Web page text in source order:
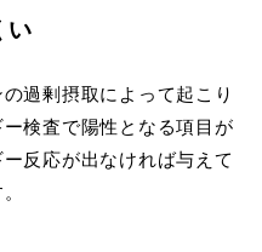
い
過剰摂取によって起こり
検査で陽性となる項目が
反応が出なければ与えて